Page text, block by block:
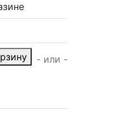
- или -